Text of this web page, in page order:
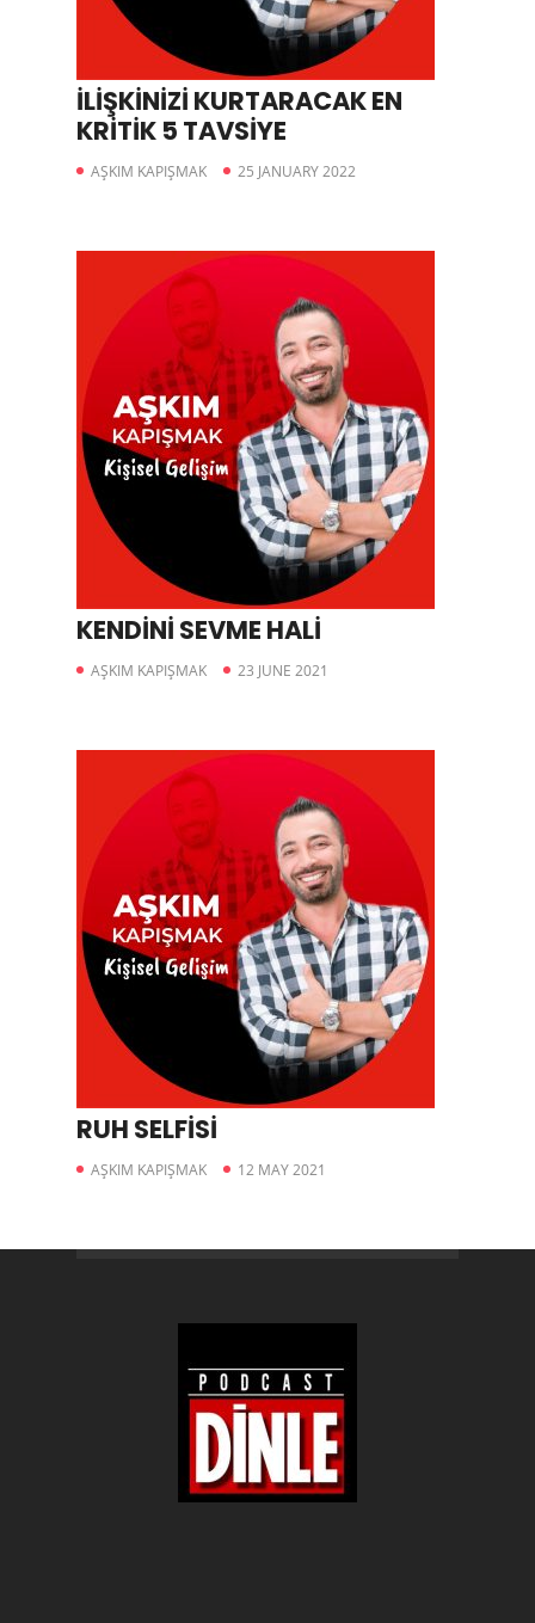
İLİŞKİNİZİ KURTARACAK EN
KRİTİK 5 TAVSİYE
AŞKIM KAPIŞMAK 25 JANUARY 2022
KENDİNİ SEVME HALİ
AŞKIM KAPIŞMAK 23 JUNE 2021
RUH SELFİSİ
AŞKIM KAPIŞMAK 12 MAY 2021